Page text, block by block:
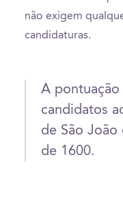
não exigem
candidaturas.
A pontuação
candidatos
de São João
de 1600.